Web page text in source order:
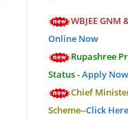
WBJEE GNM
Online Now
Rupashree
Status -Apply Now
Chief
Scheme--Click